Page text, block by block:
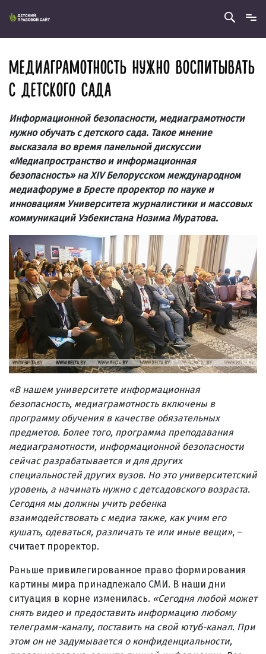
МЕДИАГРАМОТНОСТЬ НУЖНО ВОСПИТЫВАТЬ
С ДЕТСКОГО САДА
Информационной безопасности, медиаграмотности
нужно обучать с детского сада. Такое мнение
высказала во время панельной дискуссии
«Медиапространство и информационная
безопасность» на XIV Белорусском международном
медиафоруме в Бресте проректор по науке и
инновациям Университета журналистики и массовых
коммуникаций Узбекистана Нозима Муратова.
«В нашем университете информационная
безопасность, медиаграмотность включены в
программу обучения в качестве обязательных
предметов. Более того, программа преподавания
медиаграмотности, информационной безопасности
сейчас разрабатывается и для других
специальностей других вузов. Но это университетский
уровень, а начинать нужно с детсадовского возраста.
Сегодня мы должны учить ребенка
взаимодействовать с медиа также, как учим его
кушать, одеваться, различать те или иные вещи», –
считает проректор.
Раньше привилегированное право формирования
картины мира принадлежало СМИ. В наши дни
ситуация в корне изменилась. «Сегодня любой может
снять видео и предоставить информацию любому
телеграмм-каналу, поставить на свой ютуб-канал. При
этом он не задумывается о конфиденциальности,